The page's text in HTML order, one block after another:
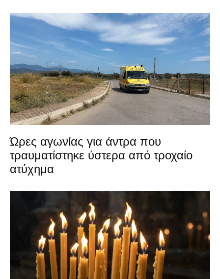
Ώρες αγωνίας για άντρα που
τραυματίστηκε ύστερα από τροχαίο
ατύχημα